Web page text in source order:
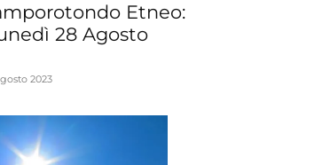
Weather
Etneo:
28 Agosto
2023